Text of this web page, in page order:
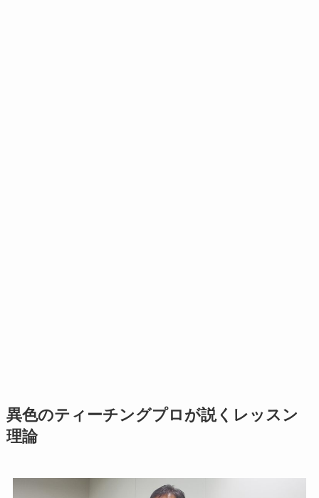
異色のティーチングプロが説くレッスン
理論